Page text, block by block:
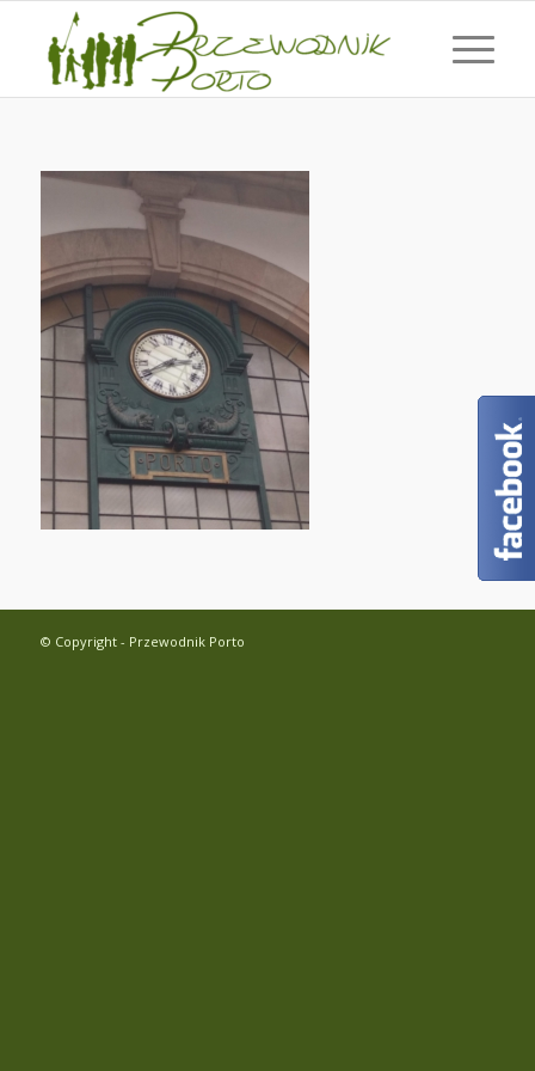
© Copyright - Przewodnik Porto